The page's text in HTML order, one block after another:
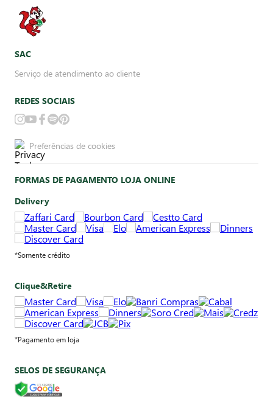
SAC
Serviço de atendimento ao cliente
REDES SOCIAIS
Preferências de cookies
FORMAS DE PAGAMENTO LOJA ONLINE
Delivery
*Somente crédito
Clique&Retire
*Pagamento em loja
SELOS DE SEGURANÇA